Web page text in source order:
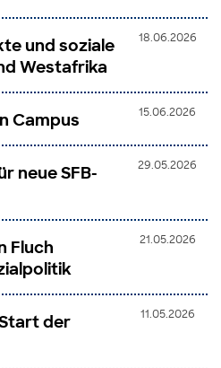
18.06.2026
und soziale
Westafrika
15.06.2026
Campus
29.05.2026
neue SFB-
21.05.2026
Fluch
11.05.2026
der